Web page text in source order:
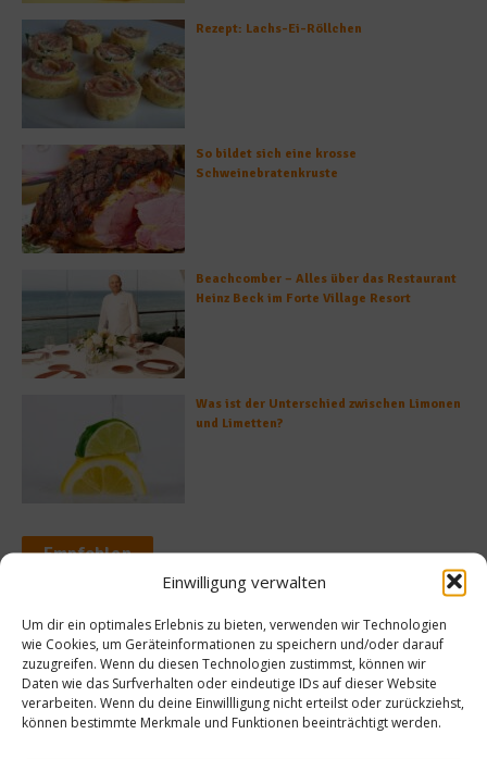
Einwilligung verwalten
Um dir ein optimales Erlebnis zu bieten, verwenden wir Technologien
wie Cookies, um Geräteinformationen zu speichern und/oder darauf
zuzugreifen. Wenn du diesen Technologien zustimmst, können wir
Daten wie das Surfverhalten oder eindeutige IDs auf dieser Website
verarbeiten. Wenn du deine Einwillligung nicht erteilst oder zurückziehst,
können bestimmte Merkmale und Funktionen beeinträchtigt werden.
Rezept: Lachs-Ei-Röllchen
So bildet sich eine krosse
Schweinebratenkruste
Beachcomber – Alles über das Restaurant
Heinz Beck im Forte Village Resort
Was ist der Unterschied zwischen Limonen
und Limetten?
Empfohlen
News
aus dem Labor –
Wahl